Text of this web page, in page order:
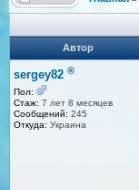
Автор
sergey82 ®
Пол:
Стаж: 7 лет 8 месяцев
Сообщений: 245
Откуда: Украина